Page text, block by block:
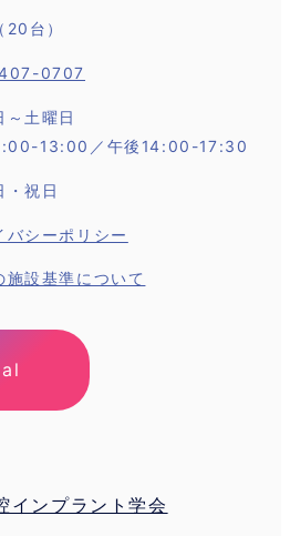
20台）
0707
～土曜日
13:00／午後14:00-17:30
・祝日
バシーポリシー
施設基準について